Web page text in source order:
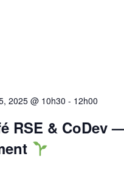
2025 @ 10h30 - 12h00
RSE & CoDev